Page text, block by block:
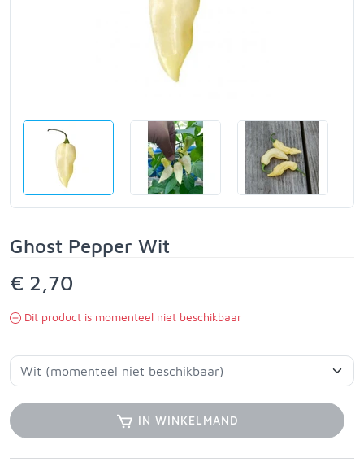
Ghost Pepper Wit
€ 2,70
Dit product is momenteel niet beschikbaar
IN WINKELMAND